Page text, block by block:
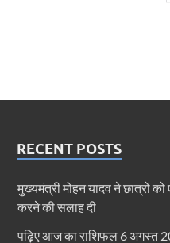
RECENT POSTS
मुख्यमंत्री मोहन यादव ने छात्रों
करने की सलाह दी
पढ़िए आज का राशिफल 6 अगस्त